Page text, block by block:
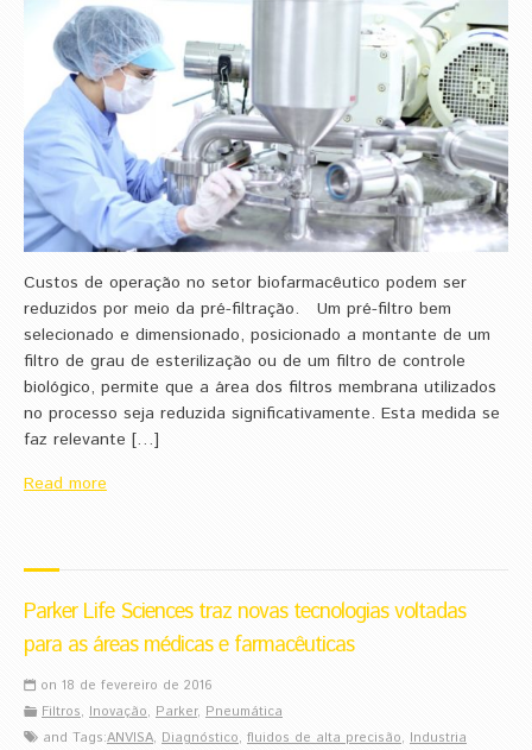
Custos de operação no setor biofarmacêutico podem ser
reduzidos por meio da pré-filtração. Um pré-filtro bem
selecionado e dimensionado, posicionado a montante de um
filtro de grau de esterilização ou de um filtro de controle
biológico, permite que a área dos filtros membrana utilizados
no processo seja reduzida significativamente. Esta medida se
faz relevante […]
Read more
Parker Life Sciences traz novas tecnologias voltadas
para as áreas médicas e farmacêuticas
on 18 de fevereiro de 2016
Filtros, Inovação, Parker, Pneumática
and Tags:ANVISA, Diagnóstico, fluidos de alta precisão, Industria